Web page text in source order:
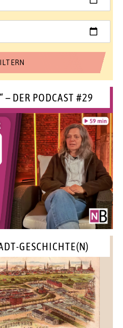
– DER PODCAST #29
GESCHICHTE(N)